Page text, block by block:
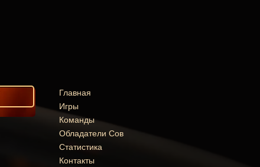
Главная
Игры
Команды
Обладатели Сов
Статистика
Контакты